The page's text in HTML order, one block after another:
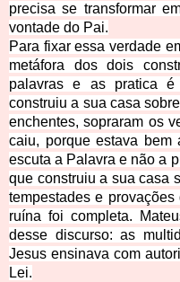
precisa se transformar
vontade do Pai.
Para fixar essa verdade
metáfora dos dois
palavras e as pratica
construiu a sua casa
enchentes, sopraram os
caiu, porque estava bem
escuta a Palavra e não a
que construiu a sua casa
tempestades e
ruína foi completa.
desse discurso: as
Jesus ensinava com
Lei.